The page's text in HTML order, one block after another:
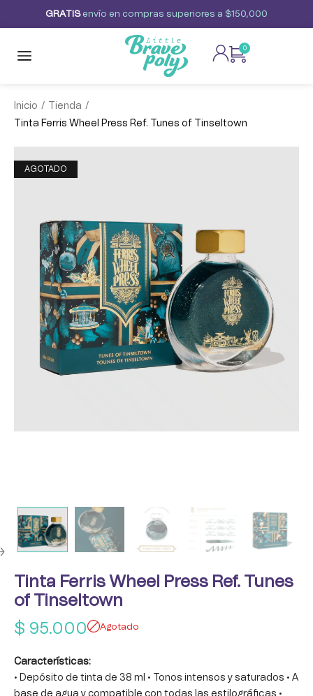
GRAT S envío en compras superiores a $150,000
0
Inicio / Tienda /
Tinta Ferris Wheel Press Ref. Tunes of Tinseltown
AGOTADO
Tinta Ferris Wheel Press Ref. Tunes
of Tinseltown
$ 95.000 Agotado
Características:
• Depósito de tinta de 38 ml • Tonos intensos y saturados • A
base de agua y compatible con todas las estilográficas •